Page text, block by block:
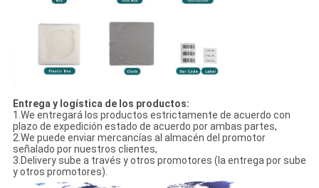
Entrega y logística de los productos:
1.We entregará los productos estrictamente de acuerdo con
plazo de expedición estado de acuerdo por ambas partes,
2.We puede enviar mercancías al almacén del promotor
señalado por nuestros clientes,
3.Delivery sube a través y otros promotores (la entrega por sube
y otros promotores).